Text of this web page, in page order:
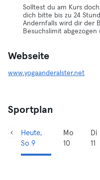
Solltest du am Kurs
dich bitte bis zu 24
Andernfalls wird dir der
Besuchslimit
Webseite
www.yogaanderalster.net
Sportplan
Heute,
So 9
Mo
10
Di
11